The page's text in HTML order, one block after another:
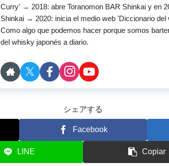
Curry' → 2018: abre Toranomon BAR Shinkai y en
Shinkai → 2020: inicia el medio web 'Diccionario del
Como algo que podemos hacer porque somos
del whisky japonés a diario.
シェアする
Facebook
LINE Copiar